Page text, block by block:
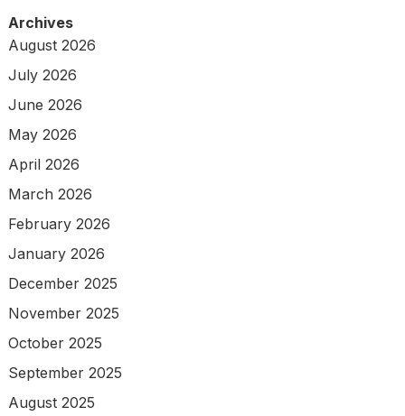
Archives
August 2026
July 2026
June 2026
May 2026
April 2026
March 2026
February 2026
January 2026
December 2025
November 2025
October 2025
September 2025
August 2025